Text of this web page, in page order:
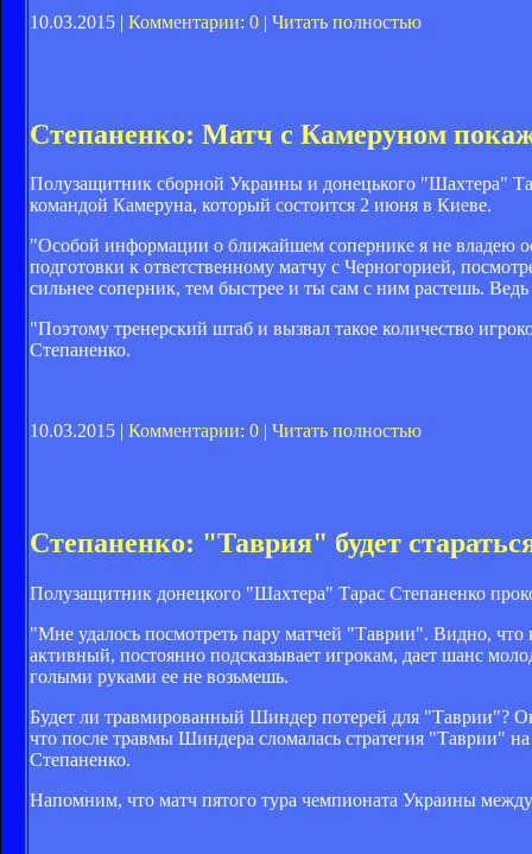
10.03.2015 | Комментарии: 0 | Читать полностью
Степаненко: Матч с Камеруном
Полузащитник сборной Украины и донецького "Шахтера"
командой Камеруна, который состоится 2 июня в Киеве.
"Особой информации о ближайшем сопернике я не владею
подготовки к ответственному матчу с Черногорией,
сильнее соперник, тем быстрее и ты сам с ним растешь.
"Поэтому тренерский штаб и вызвал такое количество
Степаненко.
10.03.2015 | Комментарии: 0 Читать полностью
Степаненко: "Таврия" будет
Полузащитник донецкого "Шахтера" Тарас Степаненко
"Мне удалось посмотреть пару матчей "Таврии". Видно, что
активный, постоянно подсказывает игрокам, дает шанс
голыми руками ее не возьмешь.
Будет ли травмированный Шиндер потерей для "Таврии"?
что после травмы Шиндера сломалась стратегия "Таврии"
Степаненко.
Напомним, что матч пятого тура чемпионата Украины